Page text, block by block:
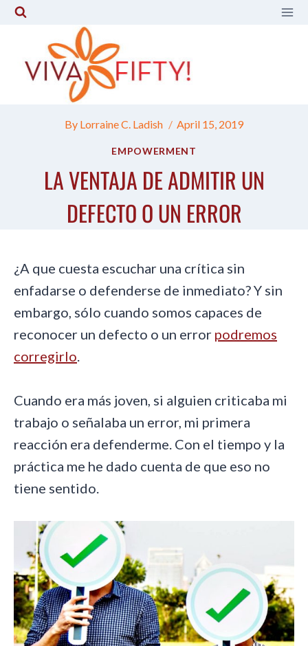
Skip
content
By Lorraine C. Ladish April 15, 2019
EMPOWERMENT
LA VENTAJA DE ADMITIR UN
DEFECTO O UN ERROR
¿A que cuesta escuchar una crítica sin
enfadarse o defenderse de inmediato? Y sin
embargo, sólo cuando somos capaces de
reconocer un defecto o un error podremos
corregirlo
Cuando era más joven, si alguien criticaba mi
trabajo o señalaba un error, mi primera
reacción era defenderme. Con el tiempo y la
práctica me he dado cuenta de que eso no
tiene sentido.